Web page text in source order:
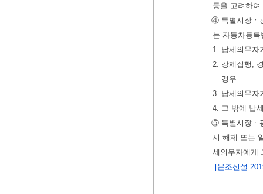
등을 고려하
④ 특별시장ㆍ
는 자동차등
1. 납세의무자
2. 강제집행,
경우
3. 납세의무자
4. 그 밖에 납
⑤ 특별시장ㆍ
시 해제 또는
세의무자에게
[본조신설